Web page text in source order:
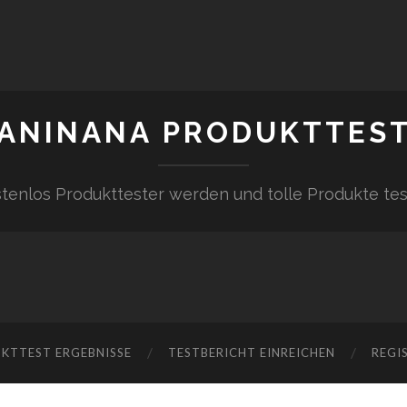
Produkttester werden und tolle Produkte
ERGEBNISSE TESTBERICHT EINREICHEN